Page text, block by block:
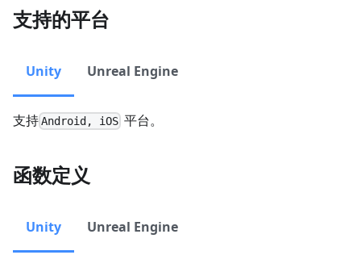
支持的平台
Unity Unreal Engine
支持Android, iOS 平台。
函数定义
Unity Unreal Engine